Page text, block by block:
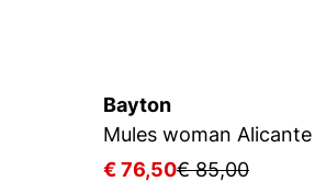
Bayton
Mules woman Alicante
€ 76,50€ 85,00